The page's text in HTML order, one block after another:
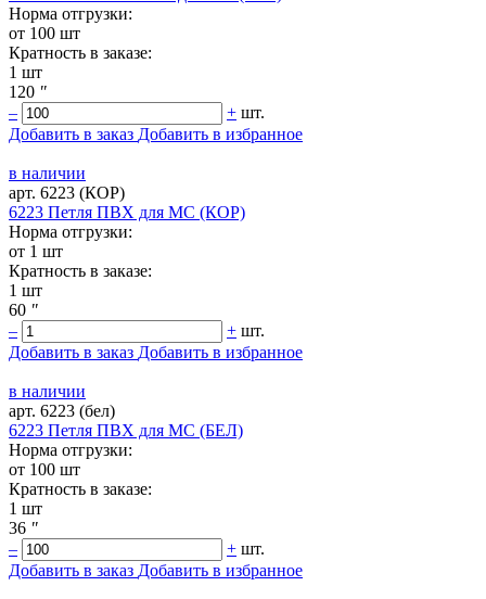
Норма отгрузки:
от 100 шт
Кратность в заказе:
1 шт
120 "
–
+ шт.
Добавить в заказ Добавить в избранное
в наличии
арт. 6223 (КОР)
6223 Петля ПВХ для МС (КОР)
Норма отгрузки:
от 1 шт
Кратность в заказе:
1 шт
60 "
–
+ шт.
Добавить в заказ Добавить в избранное
в наличии
арт. 6223 (бел)
6223 Петля ПВХ для МС (БЕЛ)
Норма отгрузки:
от 100 шт
Кратность в заказе:
1 шт
36 "
–
+ шт.
Добавить в заказ Добавить в избранное